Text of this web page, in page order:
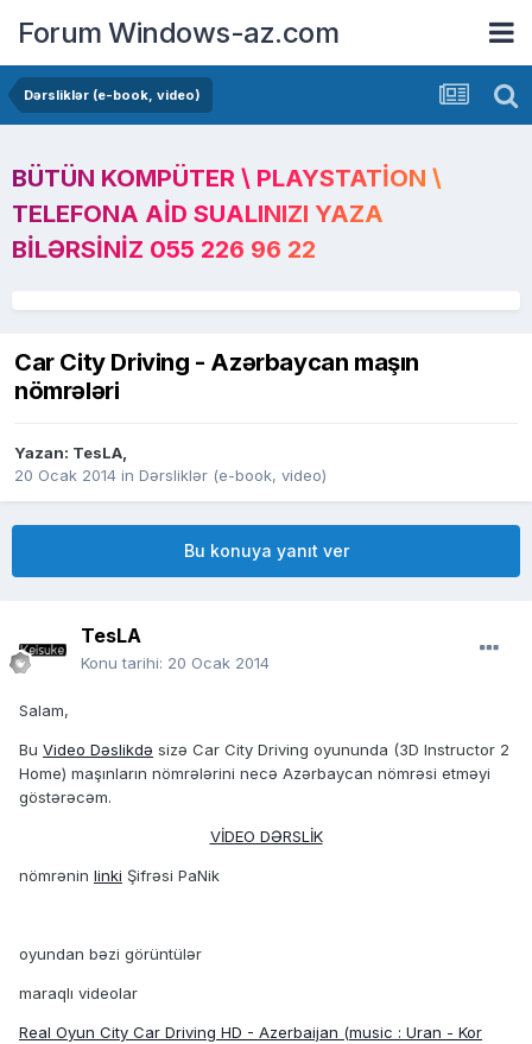
Forum Windows-az.com
Dərsliklər (e-book, video)
BÜTÜN KOMPÜTER \ PLAYSTATION \
TELEFONA AID SUALINIZI YAZA
BILƏRSINIZ 055 226 96 22
Car City Driving - Azərbaycan maşın
nömrələri
Yazan: TesLA,
20 Ocak 2014 in Dərsliklər (e-book, video)
Bu konuya yanıt ver
TesLA
Konu tarihi: 20 Ocak 2014
Salam,
Bu Video Dəslikdə sizə Car City Driving oyununda (3D Instructor 2
Home) maşınların nömrələrini necə Azərbaycan nömrəsi etməyi
göstərəcəm.
VİDEO DƏRSLİK
nömrənin linki Şifrəsi PaNik
oyundan bəzi görüntülər
maraqlı videolar
Real Oyun City Car Driving HD - Azerbaijan (music : Uran - Kor